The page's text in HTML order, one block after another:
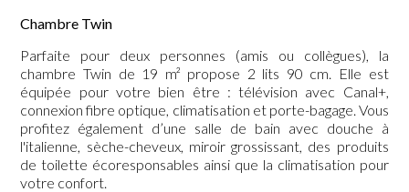
Chambre Twin
Parfaite pour deux personnes (amis ou collègues), la
chambre Twin de 19 m² propose 2 lits 90 cm. Elle est
équipée pour votre bien être : télévision avec Canal+,
connexion fibre optique, climatisation et porte-bagage. Vous
profitez également d’une salle de bain avec douche à
l'italienne, sèche-cheveux, miroir grossissant, des produits
de toilette écoresponsables ainsi que la climatisation pour
votre confort.